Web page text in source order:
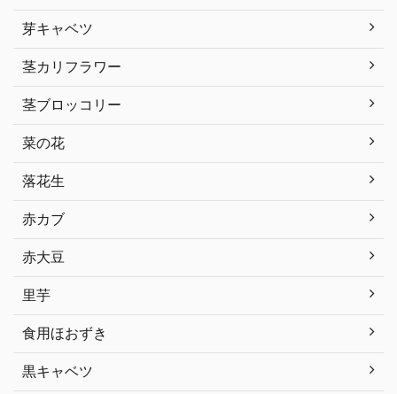
芽キャベツ
茎カリフラワー
茎ブロッコリー
菜の花
落花生
赤カブ
赤大豆
里芋
食用ほおずき
黒キャベツ